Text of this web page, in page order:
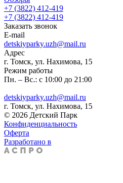
+7 (3822) 412-419
+7 (3822) 412-419
Заказать звонок
E-mail
detskiyparky.uzh@mail.ru
Адрес
г. Томск, ул. Нахимова, 15
Режим работы
Пн. – Вс.: с 10:00 до 21:00
detskiyparky.uzh@mail.ru
г. Томск, ул. Нахимова, 15
© 2026 Детский Парк
Конфиденциальность
Оферта
Разработано в